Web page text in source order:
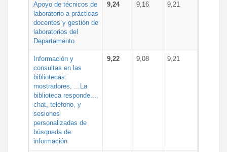
Apoyo de técnicos de
laboratorio a prácticas
docentes y gestión de
laboratorios del
Departamento
9,24 9,16 9,21
Información y
consultas en las
bibliotecas:
mostradores, ...La
biblioteca responde...,
chat, teléfono, y
sesiones
personalizadas de
búsqueda de
información
9,22 9,08 9,21